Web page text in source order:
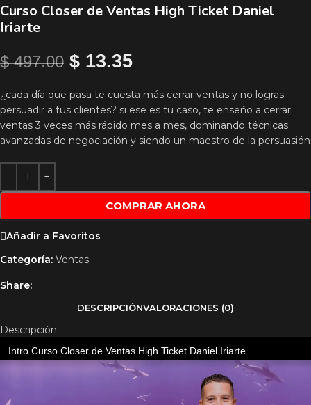
Curso Closer de Ventas High Ticket Daniel
Iriarte
$497.00 $ 13.35
¿cada día que pasa te cuesta más cerrar ventas y no logras
persuadir a tus clientes? si ese es tu caso, te enseño a cerrar
ventas 3 veces más rápido mes a mes, dominando técnicas
avanzadas de negociación y siendo un maestro de la persuasión
COMPRAR AHORA
Añadir a Favoritos
Categoría: Ventas
Share:
DESCRIPCIÓNVALORACIONES (0)
Descripción